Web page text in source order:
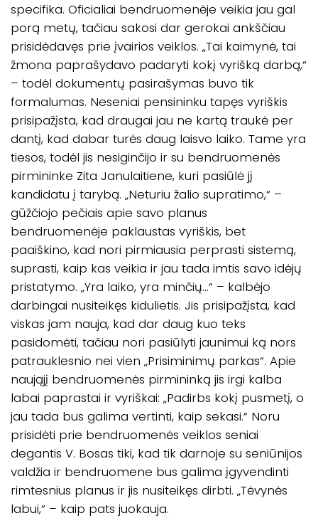
specifika. Oficialiai bendruomenėje veikia jau gal
porą metų, tačiau sakosi dar gerokai ankščiau
prisidėdavęs prie įvairios veiklos. „Tai kaimynė, tai
žmona paprašydavo padaryti kokį vyrišką darbą,“
– todėl dokumentų pasirašymas buvo tik
formalumas. Neseniai pensininku tapęs vyriškis
prisipažįsta, kad draugai jau ne kartą traukė per
dantį, kad dabar turės daug laisvo laiko. Tame yra
tiesos, todėl jis nesiginčijo ir su bendruomenės
pirmininke Zita Janulaitiene, kuri pasiūlė jį
kandidatu į tarybą. „Neturiu žalio supratimo,“ –
gūžčiojo pečiais apie savo planus
bendruomenėje paklaustas vyriškis, bet
paaiškino, kad nori pirmiausia perprasti sistemą,
suprasti, kaip kas veikia ir jau tada imtis savo idėjų
pristatymo. „Yra laiko, yra minčių…“ – kalbėjo
darbingai nusiteikęs kidulietis. Jis prisipažįsta, kad
viskas jam nauja, kad dar daug kuo teks
pasidomėti, tačiau nori pasiūlyti jaunimui ką nors
patrauklesnio nei vien „Prisiminimų parkas“. Apie
naująjį bendruomenės pirmininką jis irgi kalba
labai paprastai ir vyriškai: „Padirbs kokį pusmetį, o
jau tada bus galima vertinti, kaip sekasi.“ Noru
prisidėti prie bendruomenės veiklos seniai
degantis V. Bosas tiki, kad tik darnoje su seniūnijos
valdžia ir bendruomene bus galima įgyvendinti
rimtesnius planus ir jis nusiteikęs dirbti. „Tėvynės
labui,“ – kaip pats juokauja.